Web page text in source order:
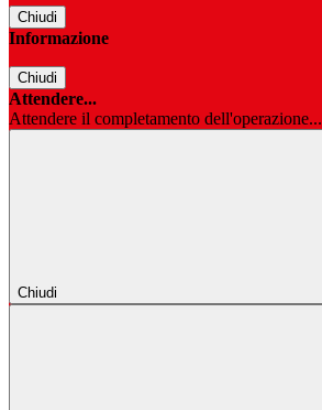
Chiudi
Informazione
Chiudi
Attendere...
Attendere il completamento dell'operazione...
Chiudi